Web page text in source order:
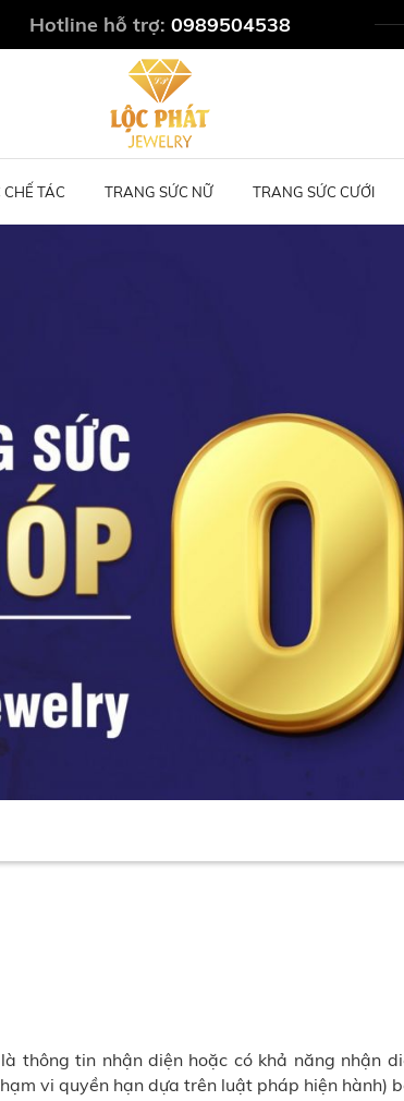
Hotline hỗ trợ: 0989504538
CHẾ TÁC TRANG SỨC NỮ TRANG SỨC CƯỚI
thông tin nhận diện hoặc có khả năng nhận
vi quyền hạn dựa trên luật pháp hiện hành)